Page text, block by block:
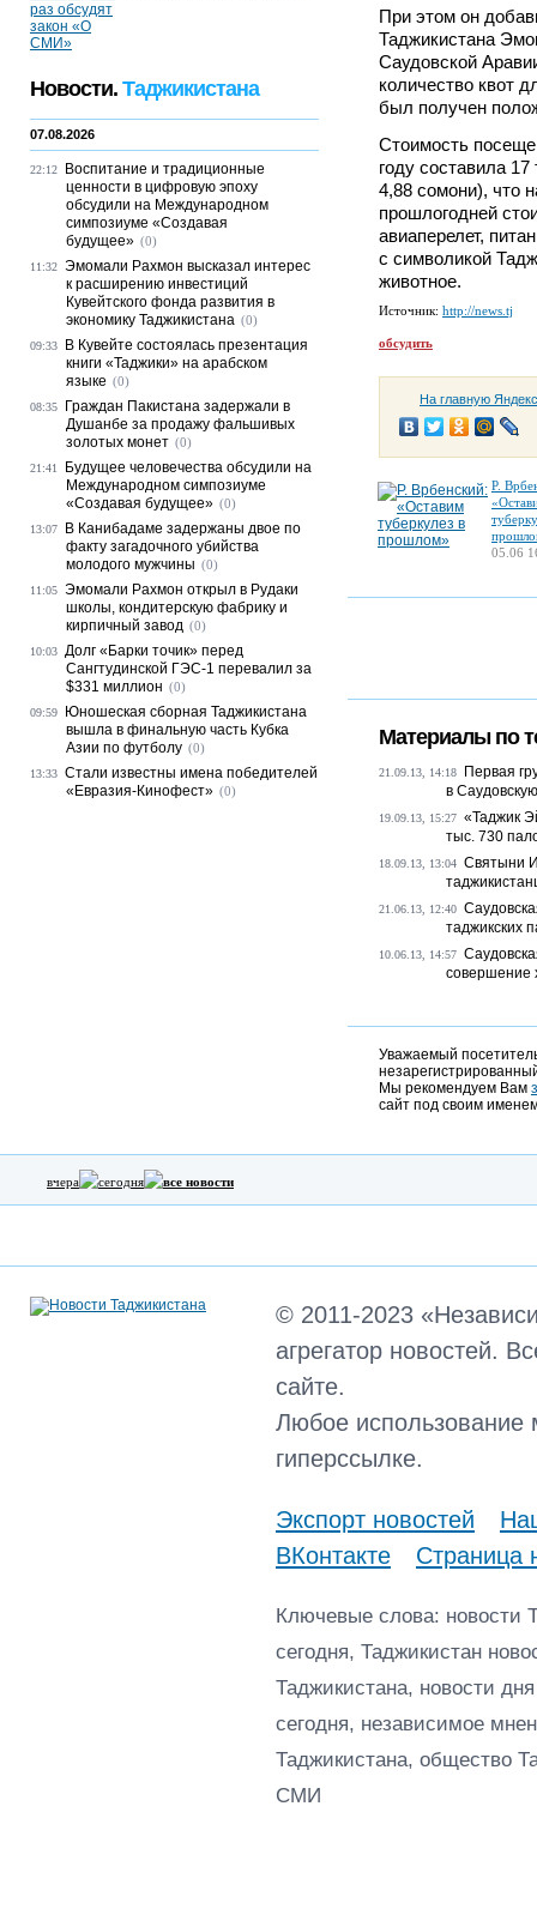
При этом он
Таджикистана
Саудовской
количество квот
был получен
Стоимость
году составила
4,88 сомони), что
прошлогодней
авиаперелет,
с символикой
животное.
Источник: http://news.tj
обсудить
На главную
Р.
05.06
Материалы по
21.09.13, 14:18
Первая
в
19.09.13, 15:27 «Таджик
тыс. 730
18.09.13, 13:04 Святыни
21.06.13, 12:40
таджикских
10.06.13, 14:57
совершение
Уважаемый
Мы рекомендуем Вам
сайт под своим
Новости. Таджикистана
07.08.2026
22:12
Воспитание и традиционные
ценности в цифровую эпоху
обсудили на Международном
симпозиуме «Создавая
будущее» (0)
11:32 Эмомали Рахмон высказал интерес
к расширению инвестиций
Кувейтского фонда развития в
экономику Таджикистана (0)
09:33
В Кувейте состоялась презентация
книги «Таджики» на арабском
языке (0)
08:35
Граждан Пакистана задержали в
Душанбе за продажу фальшивых
золотых монет (0)
21:41
Будущее человечества обсудили на
Международном симпозиуме
«Создавая будущее» (0)
13:07
В Канибадаме задержаны двое по
факту загадочного убийства
молодого мужчины (0)
11:05 Эмомали Рахмон открыл в Рудаки
школы, кондитерскую фабрику и
кирпичный завод (0)
10:03 Долг «Барки точик» перед
Сангтудинской ГЭС-1 перевалил за
$331 миллион (0)
09:59
Юношеская сборная Таджикистана
вышла в финальную часть Кубка
Азии по футболу (0)
13:33 Стали известны имена победителей
«Евразия-Кинофест» (0)
вчера сегодня все новости
© 2011-2023
агрегатор новостей.
сайте.
Любое использование
гиперссылке.
Экспорт новостей
ВКонтакте
Страница
Ключевые слова: новости
сегодня, Таджикистан
Таджикистана, новости
сегодня, независимое
Таджикистана, общество
СМИ